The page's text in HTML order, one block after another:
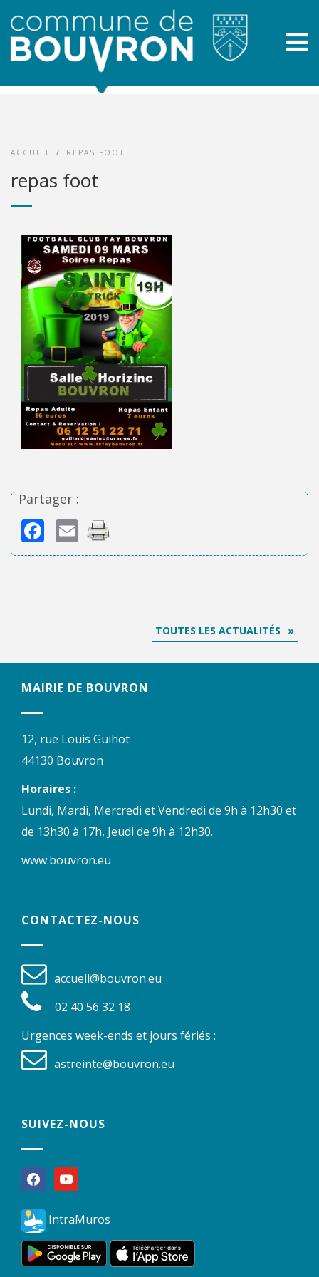
ACCUEIL / REPAS FOOT
repas foot
Partager :
Facebook
Email
TOUTES LES ACTUALITÉS
MAIRIE DE BOUVRON
12, rue Louis Guihot
44130 Bouvron
Horaires :
Lundi, Mardi, Mercredi et Vendredi de 9h à 12h30 et
de 13h30 à 17h, Jeudi de 9h à 12h30.
www.bouvron.eu
CONTACTEZ-NOUS
accueil@bouvron.eu
02 40 56 32 18
Urgences week-ends et jours fériés :
astreinte@bouvron.eu
SUIVEZ-NOUS
facebookyoutube
IntraMuros